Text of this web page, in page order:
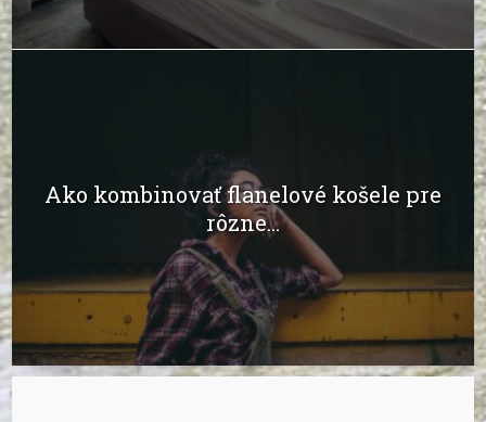
Ako kombinovať flanelové košele pre
rôzne...